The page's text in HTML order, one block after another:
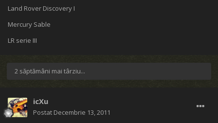
Land Rover Discovery I
Mercury Sable
LR serie III
2 săptămâni mai târziu...
icXu
Postat Decembrie 13, 2011